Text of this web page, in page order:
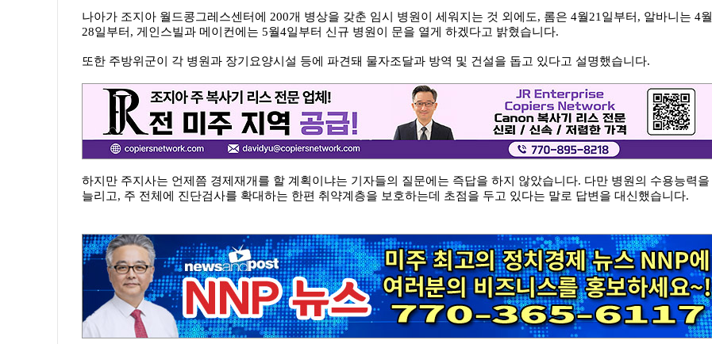
나아가 조지아 월드콩그레스센터에 200개 병상을 갖춘 임시 병원이 세워지는 것 외에도, 롬은 4월21일부터, 알바니는 4월
28일부터, 게인스빌과 메이컨에는 5월4일부터 신규 병원이 문을 열게 하겠다고 밝혔습니다.
또한 주방위군이 각 병원과 장기요양시설 등에 파견돼 물자조달과 방역 및 건설을 돕고 있다고 설명했습니다.
하지만 주지사는 언제쯤 경제재개를 할 계획이냐는 기자들의 질문에는 즉답을 하지 않았습니다. 다만 병원의 수용능력을
늘리고, 주 전체에 진단검사를 확대하는 한편 취약계층을 보호하는데 초점을 두고 있다는 말로 답변을 대신했습니다.